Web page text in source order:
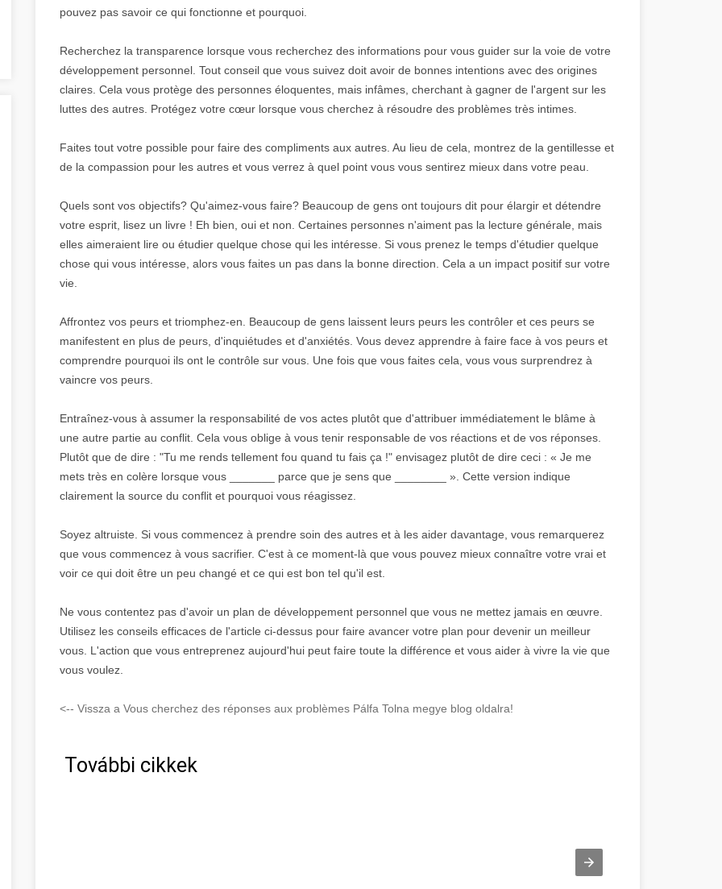
pouvez pas savoir ce qui fonctionne et pourquoi.
Recherchez la transparence lorsque vous recherchez des informations pour vous guider sur la voie de votre
développement personnel. Tout conseil que vous suivez doit avoir de bonnes intentions avec des origines
claires. Cela vous protège des personnes éloquentes, mais infâmes, cherchant à gagner de l'argent sur les
luttes des autres. Protégez votre cœur lorsque vous cherchez à résoudre des problèmes très intimes.
Faites tout votre possible pour faire des compliments aux autres. Au lieu de cela, montrez de la gentillesse et
de la compassion pour les autres et vous verrez à quel point vous vous sentirez mieux dans votre peau.
Quels sont vos objectifs? Qu'aimez-vous faire? Beaucoup de gens ont toujours dit pour élargir et détendre
votre esprit, lisez un livre ! Eh bien, oui et non. Certaines personnes n'aiment pas la lecture générale, mais
elles aimeraient lire ou étudier quelque chose qui les intéresse. Si vous prenez le temps d'étudier quelque
chose qui vous intéresse, alors vous faites un pas dans la bonne direction. Cela a un impact positif sur votre
vie.
Affrontez vos peurs et triomphez-en. Beaucoup de gens laissent leurs peurs les contrôler et ces peurs se
manifestent en plus de peurs, d'inquiétudes et d'anxiétés. Vous devez apprendre à faire face à vos peurs et
comprendre pourquoi ils ont le contrôle sur vous. Une fois que vous faites cela, vous vous surprendrez à
vaincre vos peurs.
Entraînez-vous à assumer la responsabilité de vos actes plutôt que d'attribuer immédiatement le blâme à
une autre partie au conflit. Cela vous oblige à vous tenir responsable de vos réactions et de vos réponses.
Plutôt que de dire : "Tu me rends tellement fou quand tu fais ça !" envisagez plutôt de dire ceci : « Je me
mets très en colère lorsque vous _______ parce que je sens que ________ ». Cette version indique
clairement la source du conflit et pourquoi vous réagissez.
Soyez altruiste. Si vous commencez à prendre soin des autres et à les aider davantage, vous remarquerez
que vous commencez à vous sacrifier. C'est à ce moment-là que vous pouvez mieux connaître votre vrai et
voir ce qui doit être un peu changé et ce qui est bon tel qu'il est.
Ne vous contentez pas d'avoir un plan de développement personnel que vous ne mettez jamais en œuvre.
Utilisez les conseils efficaces de l'article ci-dessus pour faire avancer votre plan pour devenir un meilleur
vous. L'action que vous entreprenez aujourd'hui peut faire toute la différence et vous aider à vivre la vie que
vous voulez.
<-- Vissza a Vous cherchez des réponses aux problèmes Pálfa Tolna megye blog oldalra!
További cikkek